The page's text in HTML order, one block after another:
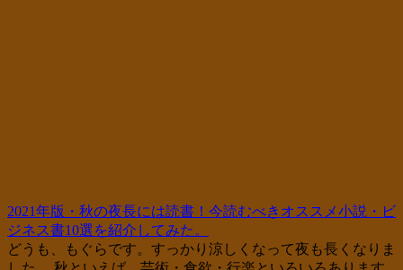
2021年版・秋の夜長には読書！今読むべきオススメ小説・ビ
ジネス書10選を紹介してみた。
どうも、もぐらです。すっかり涼しくなって夜も長くなりま